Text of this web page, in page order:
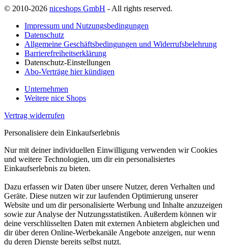
© 2010-2026 niceshops GmbH - All rights reserved.
Impressum und Nutzungsbedingungen
Datenschutz
Allgemeine Geschäftsbedingungen und Widerrufsbelehrung
Barrierefreiheitserklärung
Datenschutz-Einstellungen
Abo-Verträge hier kündigen
Unternehmen
Weitere nice Shops
Vertrag widerrufen
Personalisiere dein Einkaufserlebnis
Nur mit deiner individuellen Einwilligung verwenden wir Cookies
und weitere Technologien, um dir ein personalisiertes
Einkaufserlebnis zu bieten.
Dazu erfassen wir Daten über unsere Nutzer, deren Verhalten und
Geräte. Diese nutzen wir zur laufenden Optimierung unserer
Website und um dir personalisierte Werbung und Inhalte anzuzeigen
sowie zur Analyse der Nutzungsstatistiken. Außerdem können wir
deine verschlüsselten Daten mit externen Anbietern abgleichen und
dir über deren Online-Werbekanäle Angebote anzeigen, nur wenn
du deren Dienste bereits selbst nutzt.